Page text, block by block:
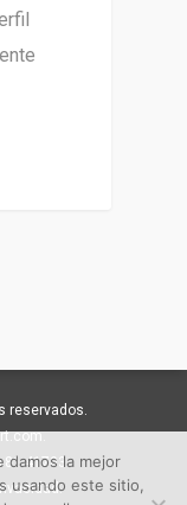
reservados.
41703
damos la mejor
usando este sitio,